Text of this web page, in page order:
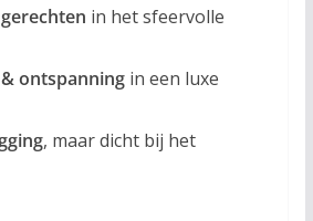
in het sfeervolle
ontspanningin een luxe
, maar dicht bij het